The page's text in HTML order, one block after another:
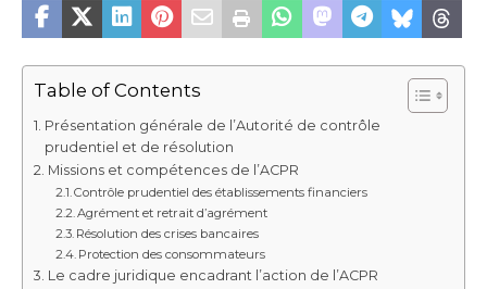
Table of Contents
Présentation générale de l’Autorité de contrôle
prudentiel et de résolution
Missions et compétences de l’ACPR
Contrôle prudentiel des établissements financiers
Agrément et retrait d’agrément
Résolution des crises bancaires
Protection des consommateurs
Le cadre juridique encadrant l’action de l’ACPR